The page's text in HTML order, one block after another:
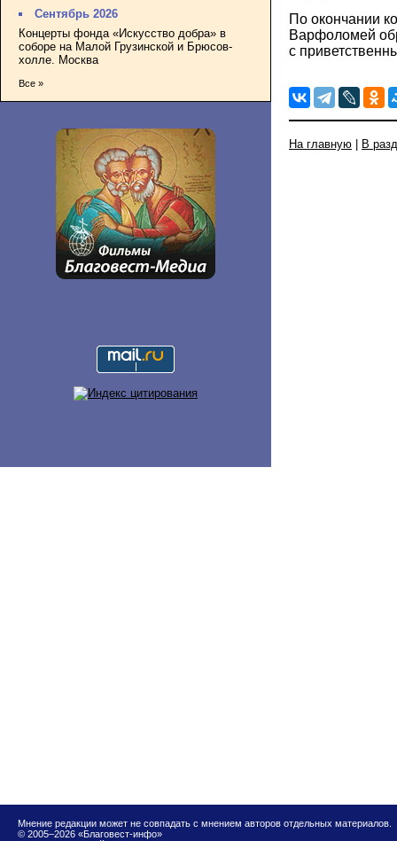
Сентябрь 2026
Концерты фонда «Искусство добра» в
соборе на Малой Грузинской и Брюсов-
холле. Москва
Все »
По окончании
Варфоломей
с
На главную В
Мнение редакции может не совпадать с мнением авторов отдельных материалов.
© 2005–2026 «Благовест-инфо»